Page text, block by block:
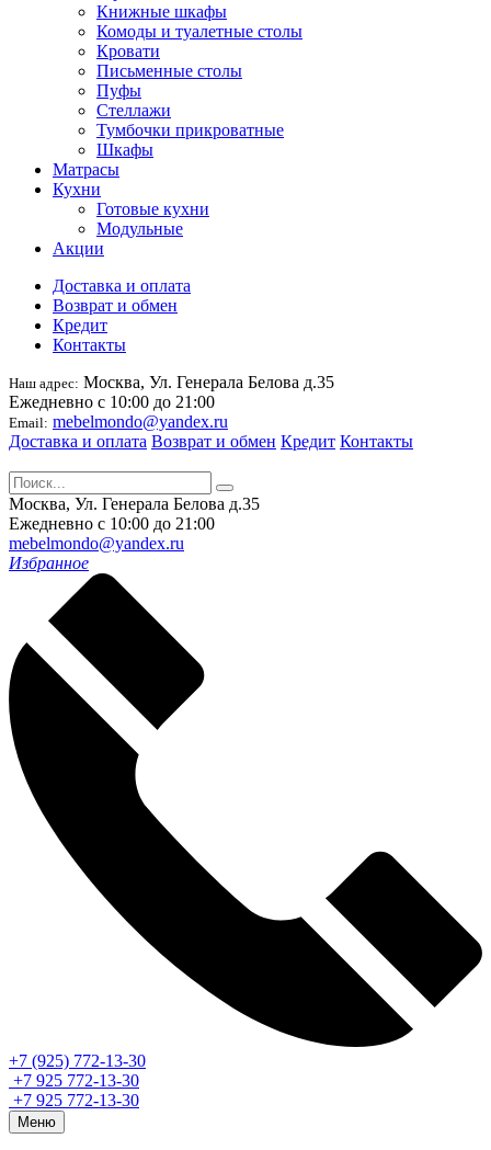
Книжные шкафы
Комоды и туалетные столы
Кровати
Письменные столы
Пуфы
Стеллажи
Тумбочки прикроватные
Шкафы
Матрасы
Кухни
Готовые кухни
Модульные
Акции
Доставка и оплата
Возврат и обмен
Кредит
Контакты
Наш адрес: Москва, Ул. Генерала Белова д.35
Ежедневно с 10:00 до 21:00
Email: mebelmondo@yandex.ru
Доставка и оплата Возврат и обмен Кредит Контакты
Москва, Ул. Генерала Белова д.35
Ежедневно с 10:00 до 21:00
mebelmondo@yandex.ru
Избранное
+7 (925) 772-13-30
+7 925 772-13-30
+7 925 772-13-30
Меню